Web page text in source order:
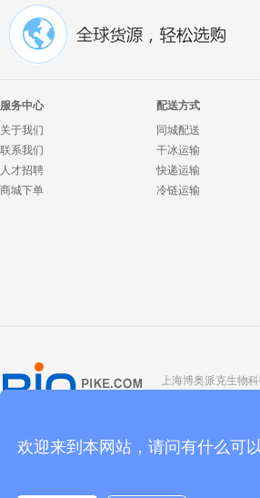
服务中心
关于我们
联系我们
人才招聘
商城下单
配送方式
同城配送
干冰运输
快递运输
冷链运输
上海博奥派克生物
欢迎来到本网站，请问有什么可